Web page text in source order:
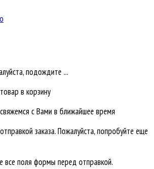
подождите ...
в корзину
с Вами в ближайшее время
заказа. Пожалуйста, попробуйте еще
все поля формы перед отправкой.